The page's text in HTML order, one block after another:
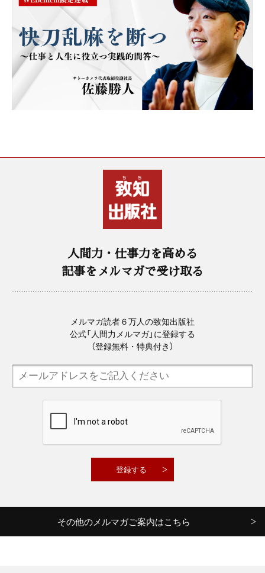
人間力・仕事力を高める
記事をメルマガで受け取る
メルマガ読者６万人の致知出版社
公式「人間力メルマガ」に登録する
（登録無料・特典付き）
その他のメルマガご案内はこちら